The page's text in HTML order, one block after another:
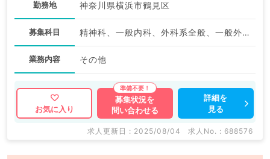
勤務地 神奈川県横浜市鶴見区
募集科目 精神科、一般内科、外科系全般、一般外科
業務内容 その他
お気に入り
募集状況を
問い合わせる
詳細を
見る
求人更新日 : 2025/08/04 求人No. : 688576